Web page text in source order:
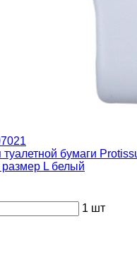
бумаги
L белый
1 шт